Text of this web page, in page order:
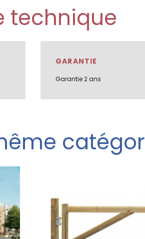
technique
GARANTIE
Garantie 2 ans